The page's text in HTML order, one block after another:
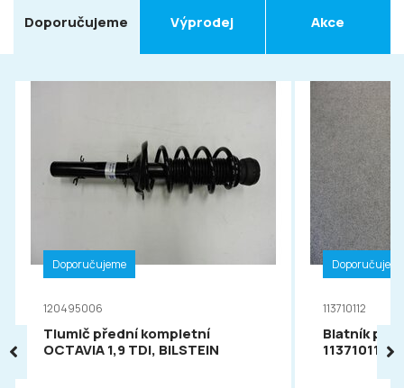
Doporučujeme Výprodej Akce
Doporučujeme
120495006
Tlumič přední kompletní
OCTAVIA 1,9 TDI, BILSTEIN
113710112
Blatník
113710112